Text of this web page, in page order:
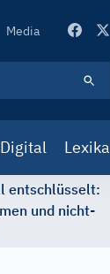
Media
Digital Lexika
entschlüsselt:
und nicht-